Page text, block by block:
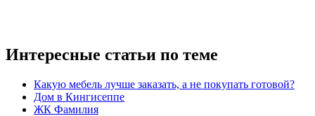
Интересные статьи по теме
Какую мебель лучше заказать, а не покупать готовой?
Дом в Кингисеппе
ЖК Фамилия